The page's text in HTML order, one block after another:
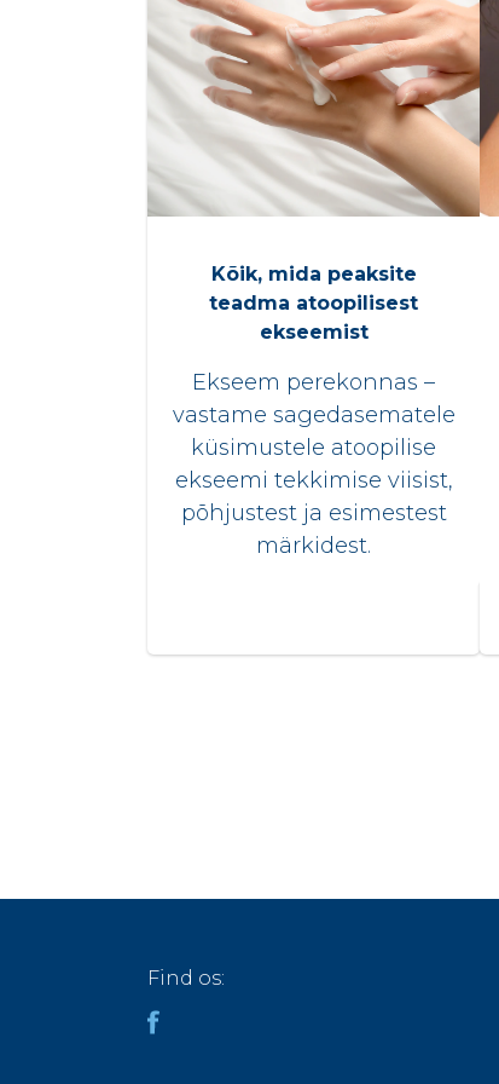
Kõik, mida peaksite
teadma atoopilisest
ekseemist
Ekseem perekonnas –
vastame sagedasematele
küsimustele atoopilise
ekseemi tekkimise viisist,
põhjustest ja esimestest
märkidest.
Find os: